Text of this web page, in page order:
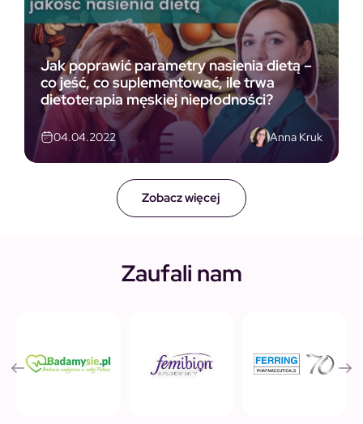
Zobacz więcej
Jak poprawić parametry nasienia dietą –
co jeść, co suplementować, ile trwa
dietoterapia męskiej niepłodności?
04.04.2022 Anna Kruk
Zaufali nam